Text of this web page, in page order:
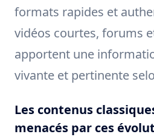
formats rapides et
vidéos courtes, forums
apportent une
vivante et pertinente
Les contenus
menacés par ces